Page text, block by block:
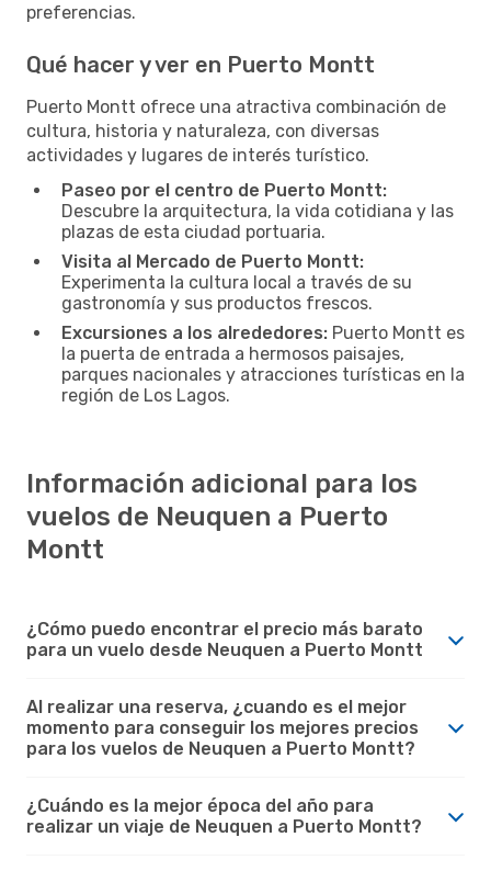
preferencias.
Qué hacer y ver en Puerto Montt
Puerto Montt ofrece una atractiva combinación de
cultura, historia y naturaleza, con diversas
actividades y lugares de interés turístico.
Paseo por el centro de Puerto Montt:
Descubre la arquitectura, la vida cotidiana y las
plazas de esta ciudad portuaria.
Visita al Mercado de Puerto Montt:
Experimenta la cultura local a través de su
gastronomía y sus productos frescos.
Excursiones a los alrededores: Puerto Montt es
la puerta de entrada a hermosos paisajes,
parques nacionales y atracciones turísticas en la
región de Los Lagos.
Información adicional para los
vuelos de Neuquen a Puerto
Montt
¿Cómo puedo encontrar el precio más barato
para un vuelo desde Neuquen a Puerto Montt
Al realizar una reserva, ¿cuando es el mejor
momento para conseguir los mejores precios
para los vuelos de Neuquen a Puerto Montt?
¿Cuándo es la mejor época del año para
realizar un viaje de Neuquen a Puerto Montt?